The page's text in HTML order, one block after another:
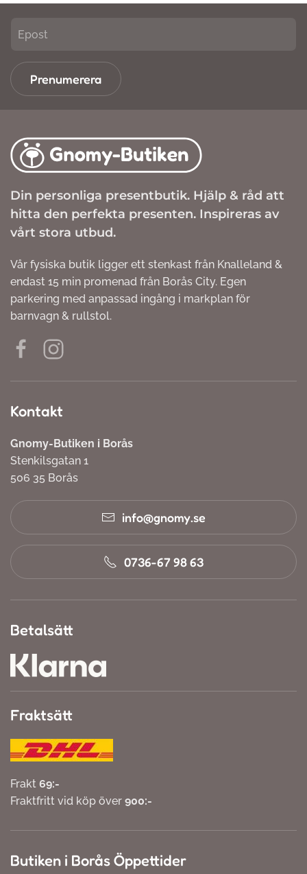
Prenumerera
Din personliga presentbutik. Hjälp & råd att
hitta den perfekta presenten. Inspireras av
vårt stora utbud.
Vår fysiska butik ligger ett stenkast från Knalleland &
endast 15 min promenad från Borås City. Egen
parkering med anpassad ingång i markplan för
barnvagn & rullstol.
Kontakt
Gnomy-Butiken i Borås
Stenkilsgatan 1
506 35 Borås
info@gnomy.se
0736-67 98 63
Betalsätt
Fraktsätt
Frakt 69:-
Fraktfritt vid köp över 900:-
Butiken i Borås Öppettider